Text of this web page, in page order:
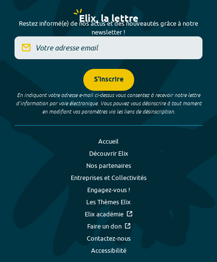
Elix, la lettre
Restez informé(e) de nos actus et des nouveautés grâce à notre
newsletter !
S'inscrire
En indiquant votre adresse e-mail ci-dessus vous consentez à recevoir notre lettre
d’information par voie électronique. Vous pouvez vous désinscrire à tout moment
en modifiant vos paramètres via les liens de désinscription.
Accueil
Découvrir Elix
Nos partenaires
Entreprises et Collectivités
Engagez-vous !
Les Thèmes Elix
Elix académie
Faire un don
Contactez-nous
Accessibilité